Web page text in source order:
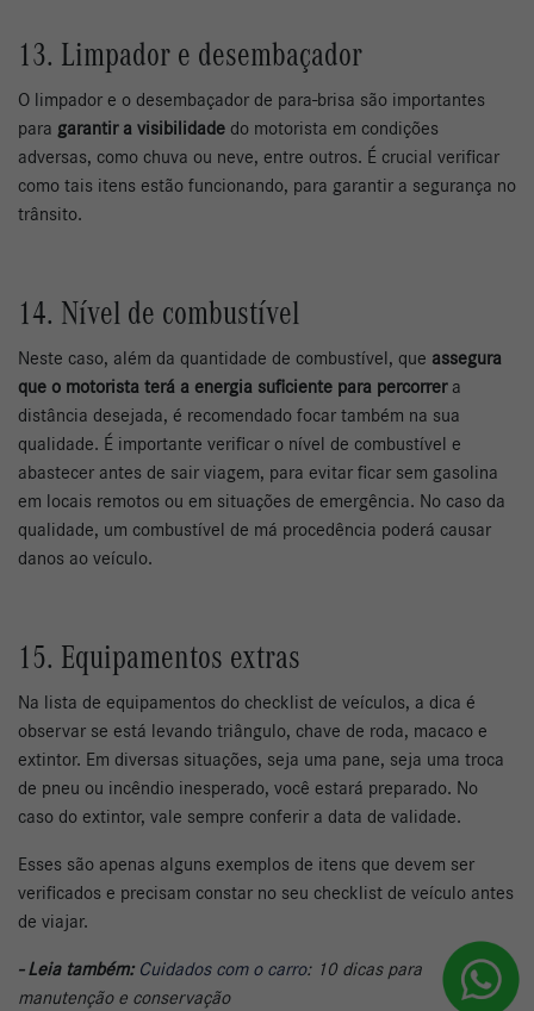
13. Limpador e desembaçador
O limpador e o desembaçador de para-brisa são importantes
para garantir a visibilidade do motorista em condições
adversas, como chuva ou neve, entre outros. É crucial verificar
como tais itens estão funcionando, para garantir a segurança no
trânsito.
14. Nível de combustível
Neste caso, além da quantidade de combustível, que assegura
que o motorista terá a energia suficiente para percorrer a
distância desejada, é recomendado focar também na sua
qualidade. É importante verificar o nível de combustível e
abastecer antes de sair viagem, para evitar ficar sem gasolina
em locais remotos ou em situações de emergência. No caso da
qualidade, um combustível de má procedência poderá causar
danos ao veículo.
15. Equipamentos extras
Na lista de equipamentos do checklist de veículos, a dica é
observar se está levando triângulo, chave de roda, macaco e
extintor. Em diversas situações, seja uma pane, seja uma troca
de pneu ou incêndio inesperado, você estará preparado. No
caso do extintor, vale sempre conferir a data de validade.
Esses são apenas alguns exemplos de itens que devem ser
verificados e precisam constar no seu checklist de veículo antes
de viajar.
- Leia também: Cuidados com o carro: 10 dicas para
manutenção e conservação